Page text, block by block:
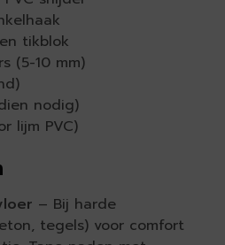
tikblok
(5-10 mm)
nodig)
lijm PVC)
– Bij harde
tegels) voor comfort